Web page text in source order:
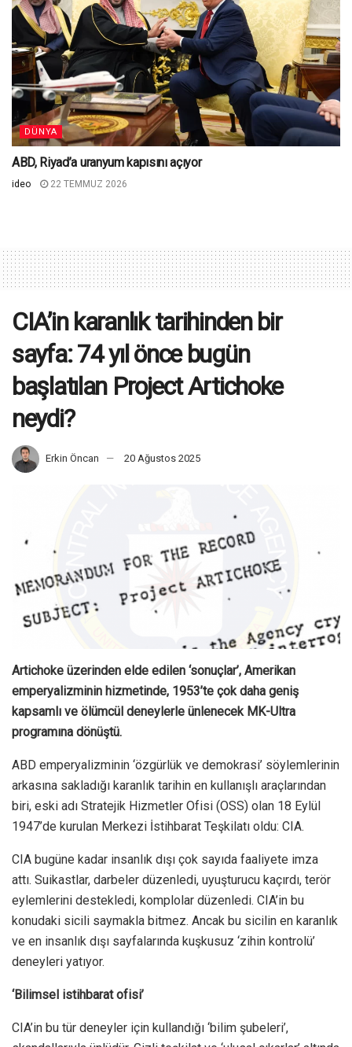
DÜNYA
ABD, Riyad’a uranyum kapısını açıyor
ideo 22 TEMMUZ 2026
CIA’in karanlık tarihinden bir
sayfa: 74 yıl önce bugün
başlatılan Project Artichoke
neydi?
Erkin Öncan 20 Ağustos 2025
Artichoke üzerinden elde edilen ‘sonuçlar’, Amerikan
emperyalizminin hizmetinde, 1953’te çok daha geniş
kapsamlı ve ölümcül deneylerle ünlenecek MK-Ultra
programına dönüştü.
ABD emperyalizminin ‘özgürlük ve demokrasi’ söylemlerinin
arkasına sakladığı karanlık tarihin en kullanışlı araçlarından
biri, eski adı Stratejik Hizmetler Ofisi (OSS) olan 18 Eylül
1947’de kurulan Merkezi İstihbarat Teşkilatı oldu: CIA.
CIA bugüne kadar insanlık dışı çok sayıda faaliyete imza
attı. Suikastlar, darbeler düzenledi, uyuşturucu kaçırdı, terör
eylemlerini destekledi, komplolar düzenledi. CIA’in bu
konudaki sicili saymakla bitmez. Ancak bu sicilin en karanlık
ve en insanlık dışı sayfalarında kuşkusuz ‘zihin kontrolü’
deneyleri yatıyor.
‘Bilimsel istihbarat ofisi’
CIA’in bu tür deneyler için kullandığı ‘bilim şubeleri’,